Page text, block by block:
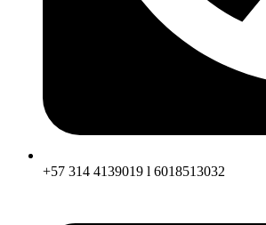
+57 314 4139019 l 6018513032